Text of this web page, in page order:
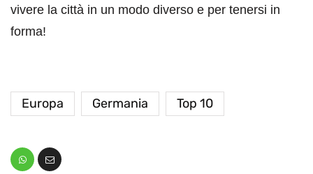
vivere la città in un modo diverso e per tenersi in
forma!
Europa Germania Top 10